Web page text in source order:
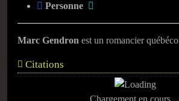
Personne
Marc Gendron est un romancier
Citations
Chargement en cours ...